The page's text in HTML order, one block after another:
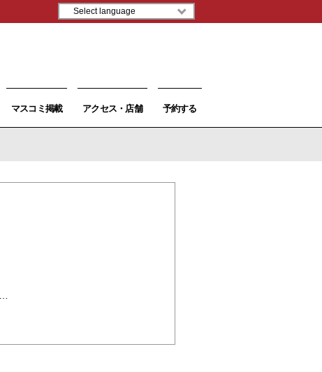
マスコミ掲載 アクセス・店舗 予約する